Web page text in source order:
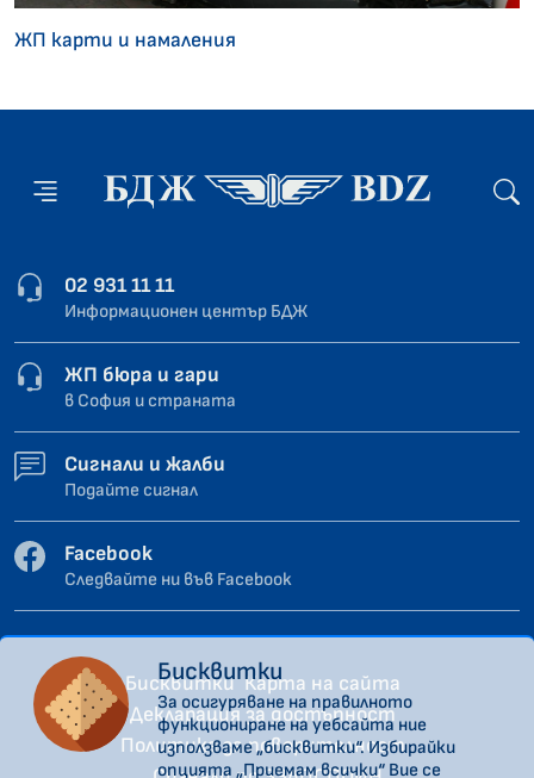
ЖП карти и намаления
02 931 11 11
Информационен център БДЖ
ЖП бюра и гари
в София и страната
Сигнали и жалби
Подайте сигнал
Facebook
Следвайте ни във Facebook
Бисквитки Карта на сайта
Декларация за достъпност
Политика за поверителност
Бисквитки
За осигуряване на правилното
функциониране на уебсайта ние
използваме „бисквитки“. Избирайки
опцията „Приемам всички“ Вие се